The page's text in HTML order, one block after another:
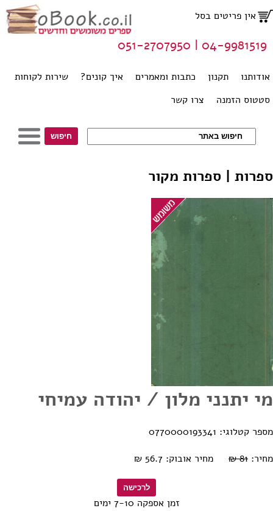
אין פריטים בסל
אודותנו תקנון כתבות ומאמרים איך קונים?
שירות לקוחות
סטטוס הזמנה
צרו קשר
04-9981519 | 051-2707950
ספרות | ספרות מקור
מי יתנני מלון / יהודה עמיחי
מספר קטלוגי: 0770000193341
מחיר: 81 ₪ מחיר אובוק: 56.7 ₪
זמן אספקה 7-10 ימים